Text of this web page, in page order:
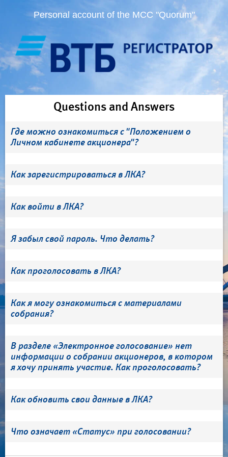
Personal account of the MCC "Quorum"
Questions and Answers
Где можно ознакомиться с "Положением о
Личном кабинете акционера"?
Как зарегистрироваться в ЛКА?
Как войти в ЛКА?
Я забыл свой пароль. Что делать?
Как проголосовать в ЛКА?
Как я могу ознакомиться с материалами
собрания?
В разделе «Электронное голосование» нет
информации о собрании акционеров, в котором
я хочу принять участие. Как проголосовать?
Как обновить свои данные в ЛКА?
Что означает «Статус» при голосовании?